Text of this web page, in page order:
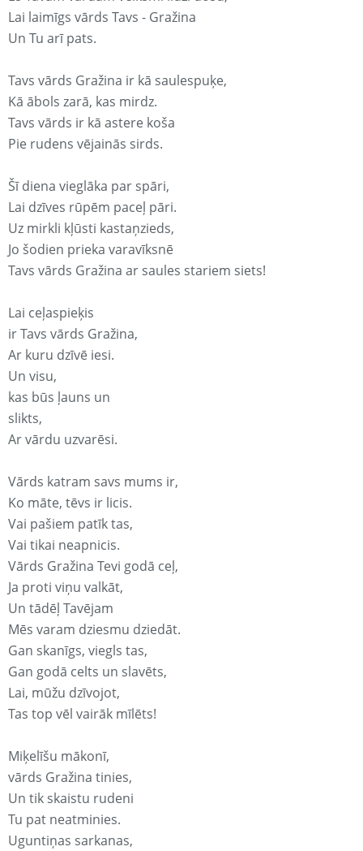
Lai laimīgs vārds Tavs - Gražina
Un Tu arī pats.
Tavs vārds Gražina ir kā saulespuķe,
Kā ābols zarā, kas mirdz.
Tavs vārds ir kā astere koša
Pie rudens vējainās sirds.
Šī diena vieglāka par spāri,
Lai dzīves rūpēm paceļ pāri.
Uz mirkli kļūsti kastaņzieds,
Jo šodien prieka varavīksnē
Tavs vārds Gražina ar saules stariem siets!
Lai ceļaspieķis
ir Tavs vārds Gražina,
Ar kuru dzīvē iesi.
Un visu,
kas būs ļauns un
slikts,
Ar vārdu uzvarēsi.
Vārds katram savs mums ir,
Ko māte, tēvs ir licis.
Vai pašiem patīk tas,
Vai tikai neapnicis.
Vārds Gražina Tevi godā ceļ,
Ja proti viņu valkāt,
Un tādēļ Tavējam
Mēs varam dziesmu dziedāt.
Gan skanīgs, viegls tas,
Gan godā celts un slavēts,
Lai, mūžu dzīvojot,
Tas top vēl vairāk mīlēts!
Miķelīšu mākonī,
vārds Gražina tinies,
Un tik skaistu rudeni
Tu pat neatminies.
Uguntiņas sarkanas,